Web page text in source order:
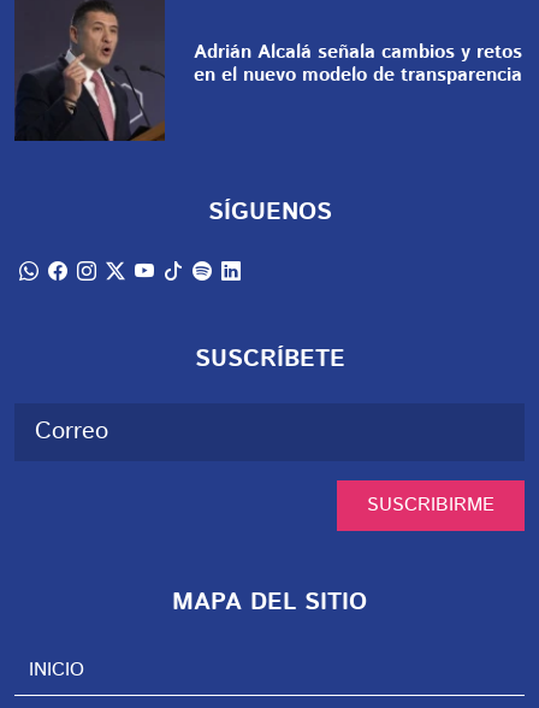
Adrián Alcalá señala cambios y retos
en el nuevo modelo de transparencia
SÍGUENOS
SUSCRÍBETE
SUSCRIBIRME
MAPA DEL SITIO
INICIO